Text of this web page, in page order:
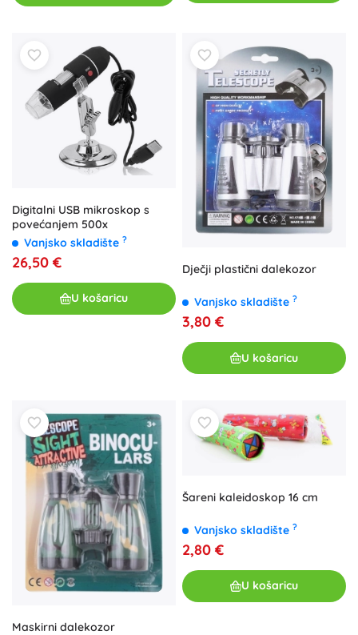
Digitalni USB mikroskop s
povećanjem 500x
Vanjsko skladište ?
26,50 €
U košaricu
Dječji plastični dalekozor
Vanjsko skladište ?
3,80 €
U košaricu
Maskirni dalekozor
Šareni kaleidoskop 16 cm
Vanjsko skladište ?
2,80 €
U košaricu